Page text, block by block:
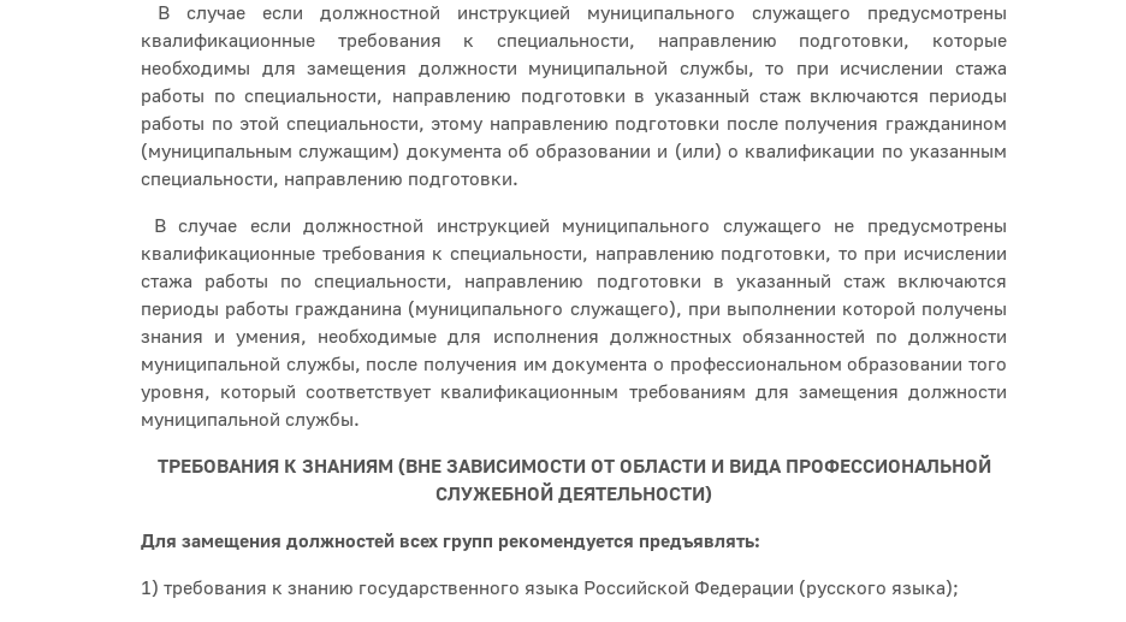
В случае если должностной инструкцией муниципального служащего предусмотрены
квалификационные требования к специальности, направлению подготовки, которые
необходимы для замещения должности муниципальной службы, то при исчислении стажа
работы по специальности, направлению подготовки в указанный стаж включаются периоды
работы по этой специальности, этому направлению подготовки после получения гражданином
(муниципальным служащим) документа об образовании и (или) о квалификации по указанным
специальности, направлению подготовки.
В случае если должностной инструкцией муниципального служащего не предусмотрены
квалификационные требования к специальности, направлению подготовки, то при исчислении
стажа работы по специальности, направлению подготовки в указанный стаж включаются
периоды работы гражданина (муниципального служащего), при выполнении которой получены
знания и умения, необходимые для исполнения должностных обязанностей по должности
муниципальной службы, после получения им документа о профессиональном образовании того
уровня, который соответствует квалификационным требованиям для замещения должности
муниципальной службы.
ТРЕБОВАНИЯ К ЗНАНИЯМ (ВНЕ ЗАВИСИМОСТИ ОТ ОБЛАСТИ И ВИДА ПРОФЕССИОНАЛЬНОЙ
СЛУЖЕБНОЙ ДЕЯТЕЛЬНОСТИ)
Для замещения должностей всех групп рекомендуется предъявлять:
1) требования к знанию государственного языка Российской Федерации (русского языка);